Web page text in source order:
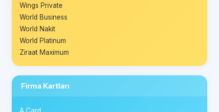
Wings Private
World Business
World Nakit
World Platinum
Ziraat Maximum
Firma Kartları